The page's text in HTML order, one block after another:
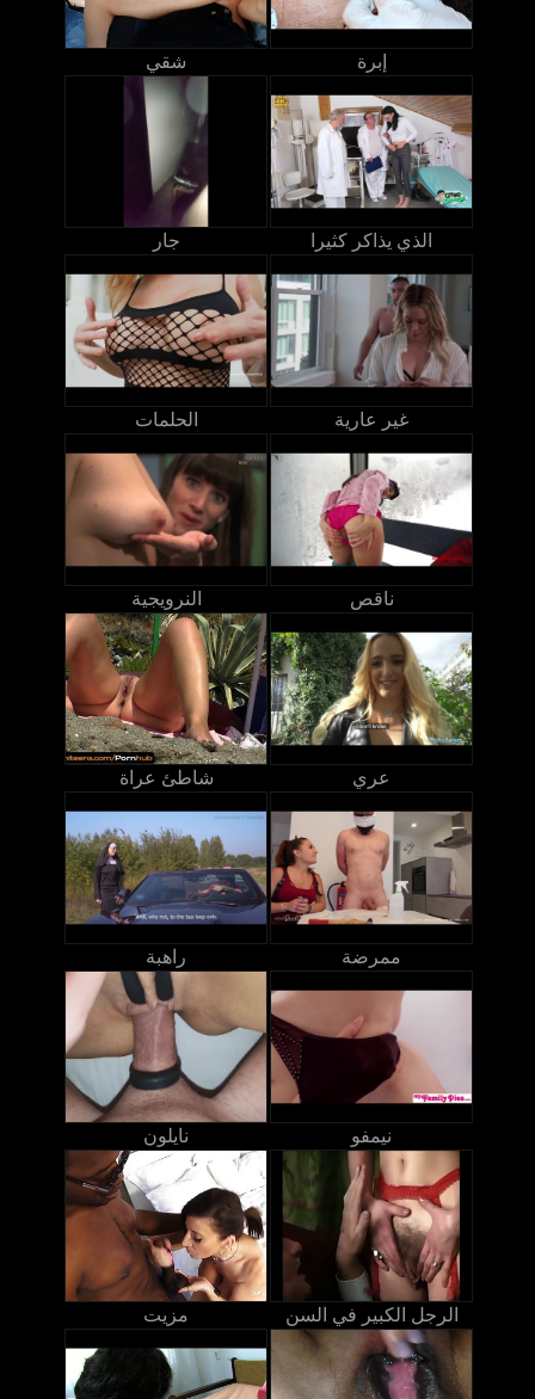
شقي إبرة
جار الذي يذاكر كثيرا
الحلمات غير عارية
النرويجية ناقص
شاطئ عراة عري
راهبة ممرضة
نايلون نيمفو
مزيت الرجل الكبير في السن